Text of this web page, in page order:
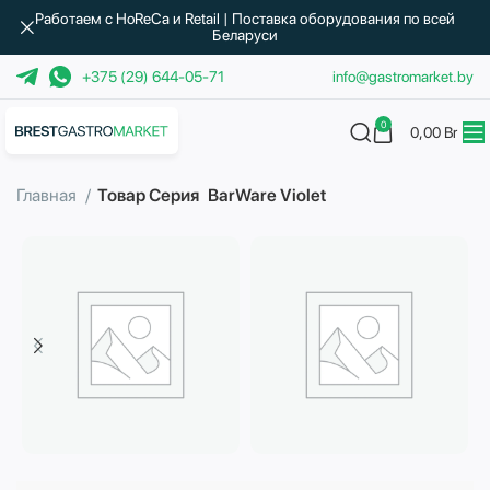
+375 (29) 644-05-71 info@gastromarket.by
0 0,00 Br
Главная Товар Серия BarWare Violet
Работаем с HoReCa и Retail | Поставка оборудования по всей
Беларуси